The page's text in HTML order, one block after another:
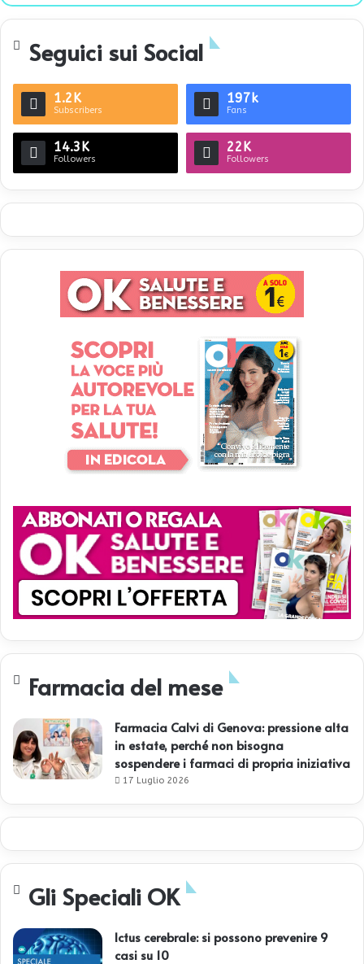
te
Seguici sui Social
1.2K
Subscribers
197k
Fans
14.3K
Followers
22K
Followers
Farmacia del mese
Farmacia Calvi di Genova: pressione alta
in estate, perché non bisogna
sospendere i farmaci di propria iniziativa
17 Luglio 2026
Gli Speciali OK
Ictus cerebrale: si possono prevenire 9
casi su 10